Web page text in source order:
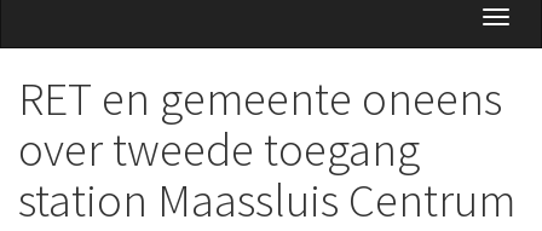
RET en gemeente oneens
over tweede toegang
station Maassluis Centrum